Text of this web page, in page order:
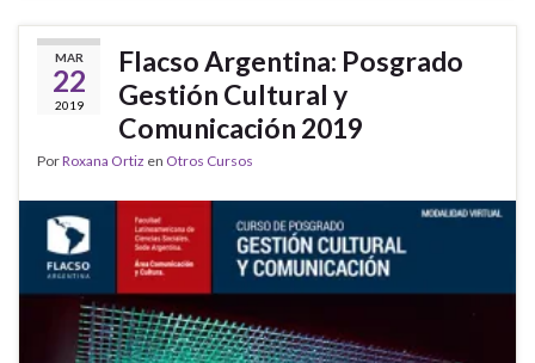
MAR
22
2019
Flacso Argentina: Posgrado
Gestión Cultural y
Comunicación 2019
PorRoxana Ortiz en Otros Cursos